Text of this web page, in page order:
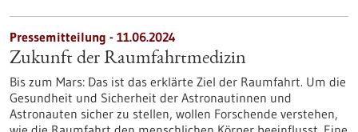
Pressemitteilung - 11.06.2024
Zukunft der Raumfahrtmedizin
Bis zum Mars: Das ist das erklärte Ziel der Raumfahrt. Um die
Gesundheit und Sicherheit der Astronautinnen und
Astronauten sicher zu stellen, wollen Forschende verstehen,